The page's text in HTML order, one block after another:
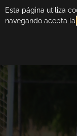
Esta página utiliza
navegando acepta la